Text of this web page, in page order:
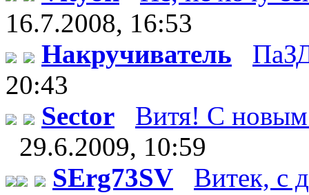
16.7.2008, 16:53
Накручиватель
20:43
Sector
Витя! С новым
29.6.2009, 10:59
SErg73SV
Витек, с